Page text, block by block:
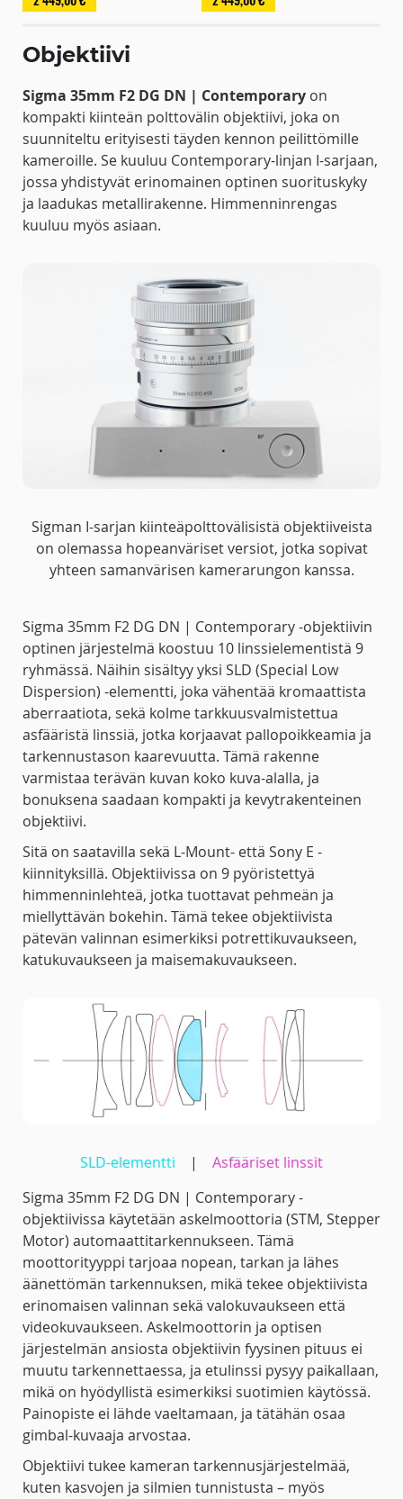
Objektiivi
Sigma 35mm F2 DG DN | Contemporary on
kompakti kiinteän polttovälin objektiivi, joka on
suunniteltu erityisesti täyden kennon peilittömille
kameroille. Se kuuluu Contemporary-linjan I-sarjaan,
jossa yhdistyvät erinomainen optinen suorituskyky
ja laadukas metallirakenne. Himmenninrengas
kuuluu myös asiaan.
Sigman I-sarjan kiinteäpolttovälisistä objektiiveista
on olemassa hopeanväriset versiot, jotka sopivat
yhteen samanvärisen kamerarungon kanssa.
Sigma 35mm F2 DG DN | Contemporary -objektiivin
optinen järjestelmä koostuu 10 linssielementistä 9
ryhmässä. Näihin sisältyy yksi SLD (Special Low
Dispersion) -elementti, joka vähentää kromaattista
aberraatiota, sekä kolme tarkkuusvalmistettua
asfääristä linssiä, jotka korjaavat pallopoikkeamia ja
tarkennustason kaarevuutta. Tämä rakenne
varmistaa terävän kuvan koko kuva-alalla, ja
bonuksena saadaan kompakti ja kevytrakenteinen
objektiivi.
Sitä on saatavilla sekä L-Mount- että Sony E -
kiinnityksillä. Objektiivissa on 9 pyöristettyä
himmenninlehteä, jotka tuottavat pehmeän ja
miellyttävän bokehin. Tämä tekee objektiivista
pätevän valinnan esimerkiksi potrettikuvaukseen,
katukuvaukseen ja maisemakuvaukseen.
SLD-elementti | Asfääriset linssit
Sigma 35mm F2 DG DN | Contemporary -
objektiivissa käytetään askelmoottoria (STM, Stepper
Motor) automaattitarkennukseen. Tämä
moottorityyppi tarjoaa nopean, tarkan ja lähes
äänettömän tarkennuksen, mikä tekee objektiivista
erinomaisen valinnan sekä valokuvaukseen että
videokuvaukseen. Askelmoottorin ja optisen
järjestelmän ansiosta objektiivin fyysinen pituus ei
muutu tarkennettaessa, ja etulinssi pysyy paikallaan,
mikä on hyödyllistä esimerkiksi suotimien käytössä.
Painopiste ei lähde vaeltamaan, ja tätähän osaa
gimbal-kuvaaja arvostaa.
Objektiivi tukee kameran tarkennusjärjestelmää,
kuten kasvojen ja silmien tunnistusta – myös